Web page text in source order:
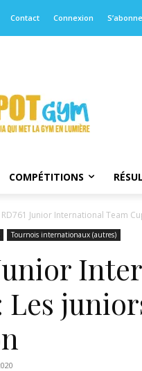
Contact Connexion
COMPÉTITIONS
RD761 Junior International Team
Tournois internationaux (autres)
Les